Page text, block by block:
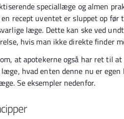
speciallæge og almen
recept uventet er sluppet op
læge. Dette kan ske ved
hvis man ikke direkte finder
at apotekerne også har ret til
læge, hvad enten denne nu er
Se eksempler nedenfor.